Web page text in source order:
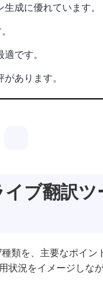
成に優れています。
です。
あります。
ブ翻訳
類を、主要なポイン
況をイメージしな